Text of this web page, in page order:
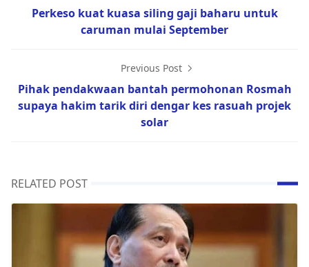
Perkeso kuat kuasa siling gaji baharu untuk
caruman mulai September
Previous Post
Pihak pendakwaan bantah permohonan Rosmah
supaya hakim tarik diri dengar kes rasuah projek
solar
RELATED POST